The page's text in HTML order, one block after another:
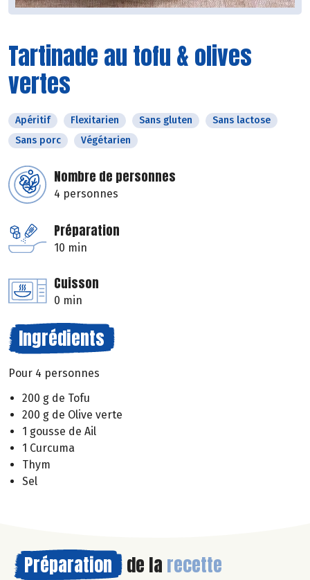
Tartinade au tofu & olives
vertes
Apéritif Flexitarien Sans gluten
Sans lactose
Sans porc
Végétarien
Nombre de personnes
4 personnes
Préparation
10 min
Cuisson
0 min
Ingrédients
Pour 4 personnes
200 g de Tofu
200 g de Olive verte
1 gousse de Ail
1 Curcuma
Thym
Sel
Préparation de la recette